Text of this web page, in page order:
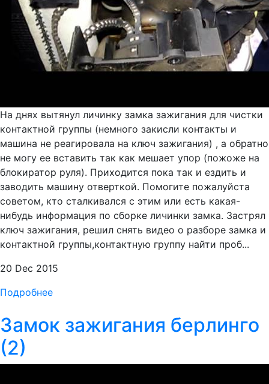
На днях вытянул личинку замка зажигания для чистки
контактной группы (немного закисли контакты и
машина не реагировала на ключ зажигания) , а обратно
не могу ее вставить так как мешает упор (пожоже на
блокиратор руля). Приходится пока так и ездить и
заводить машину отверткой. Помогите пожалуйста
советом, кто сталкивался с этим или есть какая-
нибудь информация по сборке личинки замка. Застрял
ключ зажигания, решил снять видео о разборе замка и
контактной группы,контактную группу найти проб...
20 Dec 2015
Подробнее
Замок зажигания берлинго
(2)